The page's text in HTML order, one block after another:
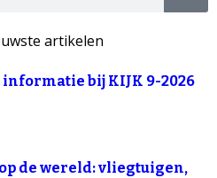
artikelen
informatie bij KIJK 9-2026
de wereld: vliegtuigen,